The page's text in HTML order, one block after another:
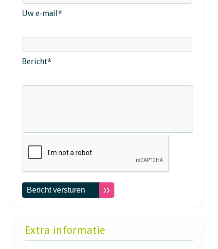
Uw e-mail*
Bericht*
Extra informatie